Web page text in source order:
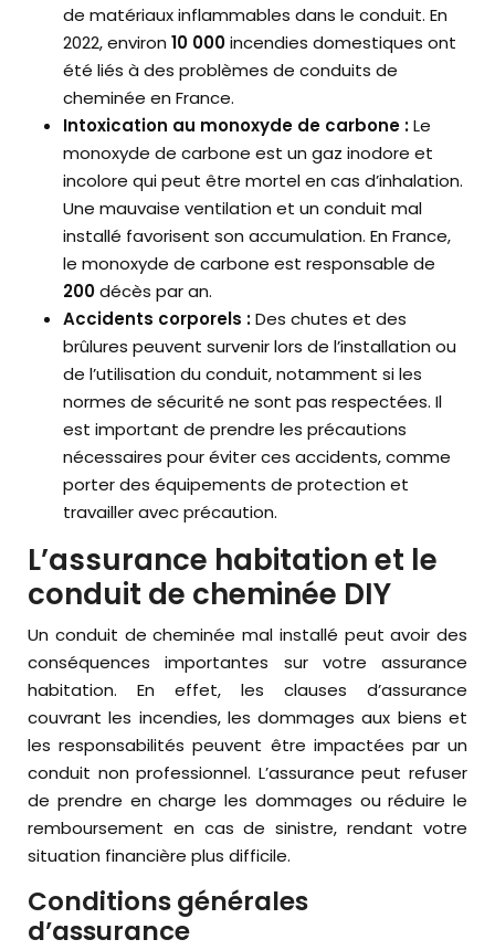
de matériaux inflammables dans le conduit. En
2022, environ 10 000incendies domestiques ont
été liés à des problèmes de conduits de
cheminée en France.
Intoxication au monoxyde de carbone :Le
monoxyde de carbone est un gaz inodore et
incolore qui peut être mortel en cas d’inhalation.
Une mauvaise ventilation et un conduit mal
installé favorisent son accumulation. En France,
le monoxyde de carbone est responsable de
200décès par an.
Accidents corporels :Des chutes et des
brûlures peuvent survenir lors de l’installation ou
de l’utilisation du conduit, notamment si les
normes de sécurité ne sont pas respectées. Il
est important de prendre les précautions
nécessaires pour éviter ces accidents, comme
porter des équipements de protection et
travailler avec précaution.
L’assurance habitation et le
conduit de cheminée DIY
Un conduit de cheminée mal installé peut avoir des
conséquences importantes sur votre assurance
habitation. En effet, les clauses d’assurance
couvrant les incendies, les dommages aux biens et
les responsabilités peuvent être impactées par un
conduit non professionnel. L’assurance peut refuser
de prendre en charge les dommages ou réduire le
remboursement en cas de sinistre, rendant votre
situation financière plus difficile.
Conditions générales
d’assurance